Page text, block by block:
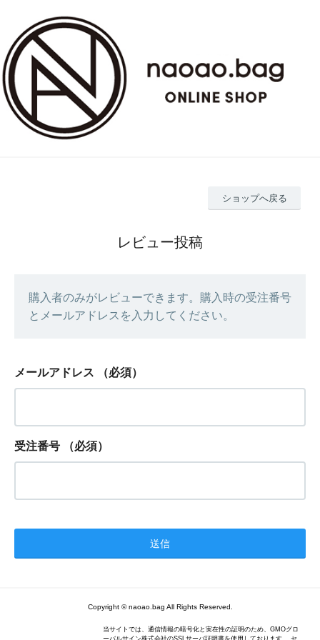
ショップへ戻る
レビュー投稿
購入者のみがレビューできます。購入時の受注番号
とメールアドレスを入力してください。
メールアドレス （必須）
受注番号 （必須）
Copyright © naoao.bag All Rights Reserved.
当サイトでは、通信情報の暗号化と実在性の証明のため、GMOグロ
ーバルサイン株式会社のSSLサーバ証明書を使用しております。 セ